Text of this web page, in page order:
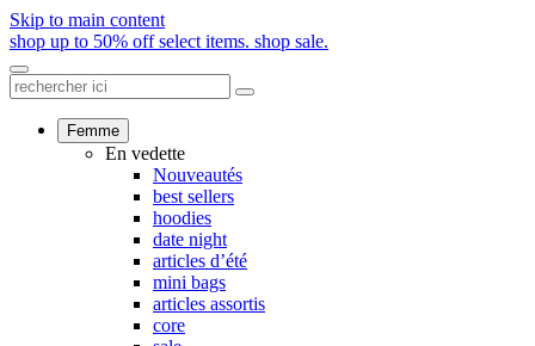
Skip to main content
shop up to 50% off select items. shop sale.
Femme
En vedette
Nouveautés
best sellers
hoodies
date night
articles d’été
mini bags
articles assortis
core